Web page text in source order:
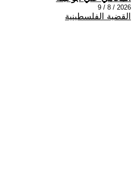
2026 / 8 / 9
القضية الفلسطينية